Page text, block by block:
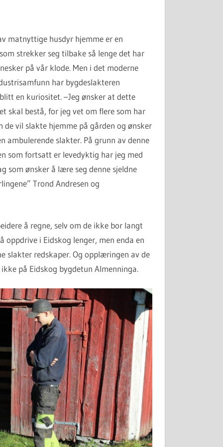
matnyttige husdyr hjemme er en
strekker seg tilbake så lenge det har
på vår klode. Men i det moderne
har bygdeslakteren
en kuriositet. –Jeg ønsker at dette
skal bestå, for jeg vet om flere som har
de vil slakte hjemme på gården og ønsker
ambulerende slakter. På grunn av denne
som fortsatt er levedyktig har jeg med
som ønsker å lære seg denne sjeldne
Trond Andresen og
å regne, selv om de ikke bor langt
oppdrive i Eidskog lenger, men enda en
redskaper. Og opplæringen av de
på Eidskog bygdetun Almenninga.